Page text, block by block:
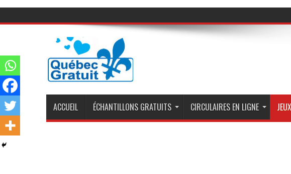
ACCUEIL ÉCHANTILLONS GRATUITS CIRCULAIRES EN LIGNE